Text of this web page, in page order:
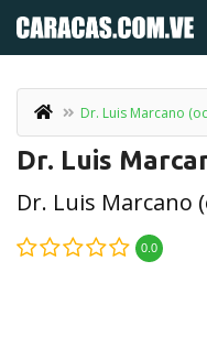
Dr. Luis Marcano
Dr. Luis
Dr. Luis Marcano
0.0